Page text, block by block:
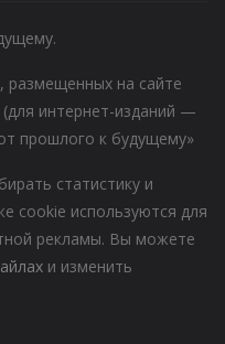
размещенных на сайте
интернет-изданий —
прошлого к будущему»
статистику и
cookie используются для
рекламы. Вы можете
и изменить